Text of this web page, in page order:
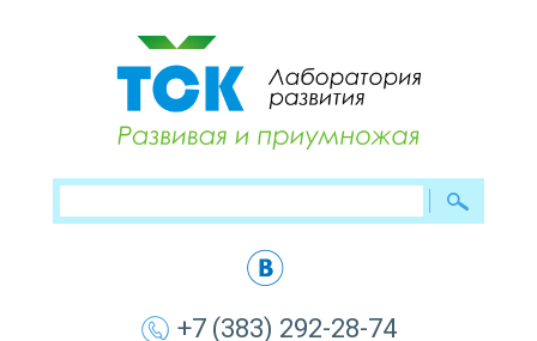
+7 (383) 292-28-74